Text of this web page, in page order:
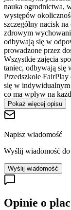
nauka ogrodnictwa,
występów
szczególny nacisk
zdrowym
odbywają się w
prowadzone przez
Wszystkie zajęcia
taniec, odbywają się
Przedszkole
się w
co ma wpływ na
Pokaż więcej opisu
Napisz wiadomość
Wyślij wiadomość
Wyślij wiadomość
Opinie o